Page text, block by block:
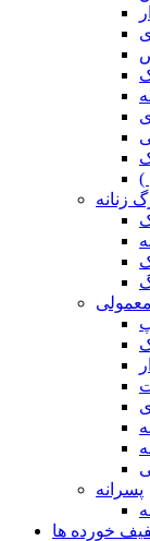
)
زنانه
معمولی
پسرانه
خورده ها